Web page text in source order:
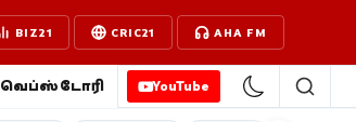
BIZ21 CRIC21 AHA FM
வெப்ஸ்டோரி YouTube